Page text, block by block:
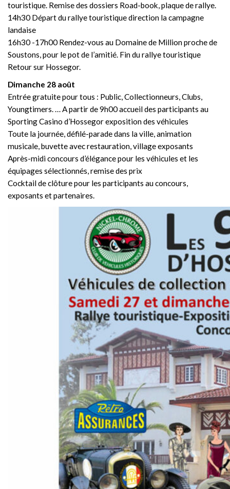
touristique. Remise des dossiers Road-book, plaque de rallye.
14h30 Départ du rallye touristique direction la campagne
landaise
16h30 -17h00 Rendez-vous au Domaine de Million proche de
Soustons, pour le pot de l’amitié. Fin du rallye touristique
Retour sur Hossegor.
Dimanche 28 août
Entrée gratuite pour tous : Public, Collectionneurs, Clubs,
Youngtimers. … A partir de 9h00 accueil des participants au
Sporting Casino d’Hossegor exposition des véhicules
Toute la journée, défilé-parade dans la ville, animation
musicale, buvette avec restauration, village exposants
Après-midi concours d’élégance pour les véhicules et les
équipages sélectionnés, remise des prix
Cocktail de clôture pour les participants au concours,
exposants et partenaires.